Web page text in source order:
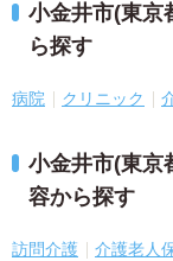
小金井市(東京
ら探す
病院 クリニック
小金井市(東京
容から探す
訪問介護 介護老人